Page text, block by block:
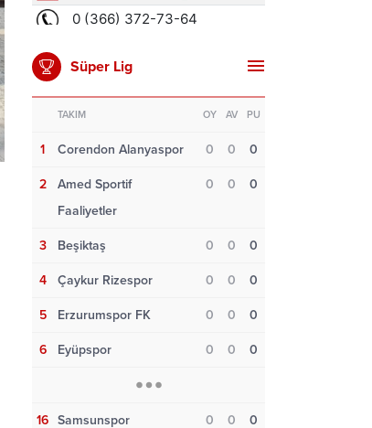
Süper Lig
TAKIM OY AV PU
1 Corendon Alanyaspor 0 0 0
2
Amed Sportif
Faaliyetler
0 0 0
3 Beşiktaş 0 0 0
4 Çaykur Rizespor 0 0 0
5 Erzurumspor FK 0 0 0
6 Eyüpspor 0 0 0
16 Samsunspor 0 0 0